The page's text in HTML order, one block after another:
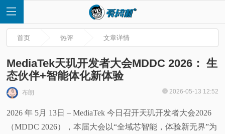
首
页
首页 热评 文章详情
MediaTek天玑开发者大会MDDC 2026： 生
态伙伴+智能体化新体验
布朗 2026-05-13 12:52
2026 年 5月 13日 – MediaTek 今日召开天玑开发者大会2026
（MDDC 2026），本届大会以“全域芯智能，体验新无界”为